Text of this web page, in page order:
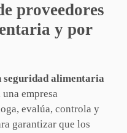
proveedores
y por
seguridad alimentaria
empresa
evalúa, controla y
garantizar que los